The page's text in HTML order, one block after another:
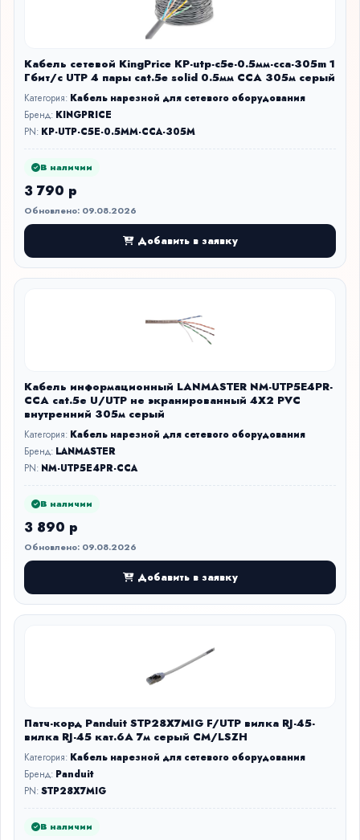
Кабель сетевой KingPrice KP-utp-c5e-0.5мм-cca-305m 1
Гбит/с UTP 4 пары cat.5e solid 0.5мм CCA 305м серый
Категория: Кабель нарезной для сетевого оборудования
Бренд: KINGPRICE
PN: KP-UTP-C5E-0.5MM-CCA-305M
В наличии
3 790 р
Обновлено: 09.08.2026
Добавить в заявку
Кабель информационный LANMASTER NM-UTP5E4PR-
CCA cat.5е U/UTP не экранированный 4X2 PVC
внутренний 305м серый
Категория: Кабель нарезной для сетевого оборудования
Бренд: LANMASTER
PN: NM-UTP5E4PR-CCA
В наличии
3 890 р
Обновлено: 09.08.2026
Добавить в заявку
Патч-корд Panduit STP28X7MIG F/UTP вилка RJ-45-
вилка RJ-45 кат.6А 7м серый CM/LSZH
Категория: Кабель нарезной для сетевого оборудования
Бренд: Panduit
PN:STP28X7MIG
В наличии